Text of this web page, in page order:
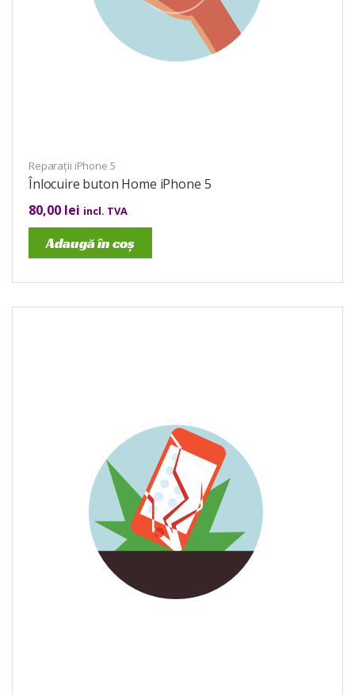
Reparații iPhone 5
Înlocuire buton Home iPhone 5
80,00 lei incl. TVA
Adaugă în coș